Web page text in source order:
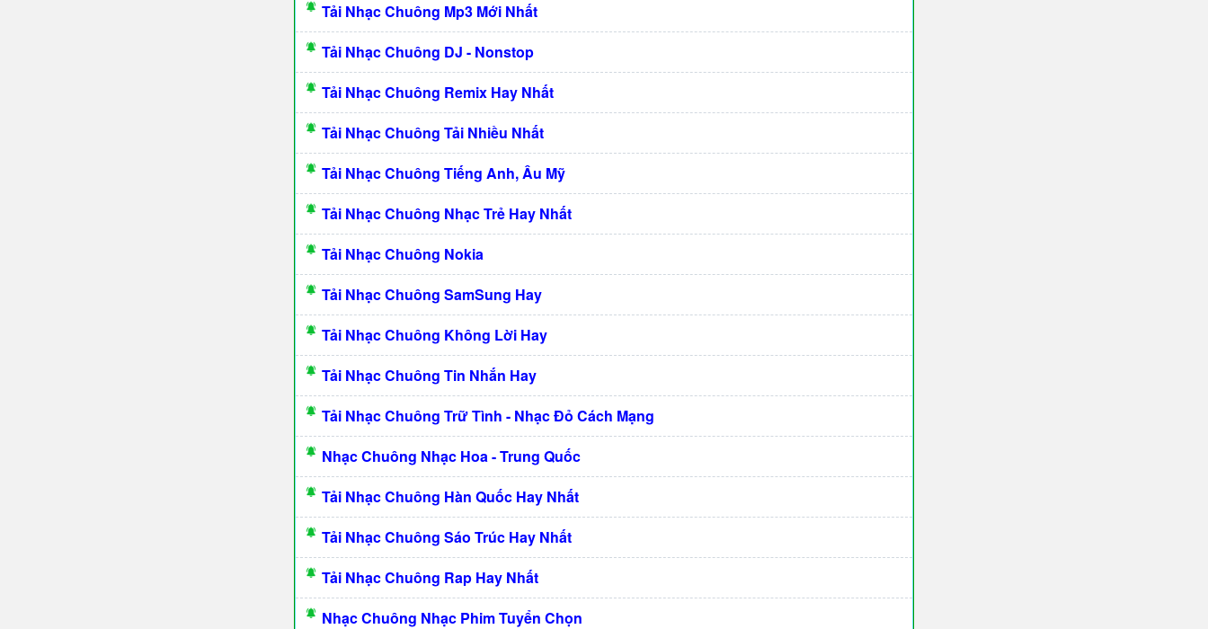
Tải Nhạc Chuông Mp3 Mới Nhất
Tải Nhạc Chuông DJ - Nonstop
Tải Nhạc Chuông Remix Hay Nhất
Tải Nhạc Chuông Tải Nhiều Nhất
Tải Nhạc Chuông Tiếng Anh, Âu Mỹ
Tải Nhạc Chuông Nhạc Trẻ Hay Nhất
Tải Nhạc Chuông Nokia
Tải Nhạc Chuông SamSung Hay
Tải Nhạc Chuông Không Lời Hay
Tải Nhạc Chuông Tin Nhắn Hay
Tải Nhạc Chuông Trữ Tình - Nhạc Đỏ Cách Mạng
Nhạc Chuông Nhạc Hoa - Trung Quốc
Tải Nhạc Chuông Hàn Quốc Hay Nhất
Tải Nhạc Chuông Sáo Trúc Hay Nhất
Tải Nhạc Chuông Rap Hay Nhất
Nhạc Chuông Nhạc Phim Tuyển Chọn